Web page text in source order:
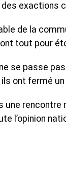
exactions
de la
tout pour
se passe
ils ont fermé
une
l’opinion